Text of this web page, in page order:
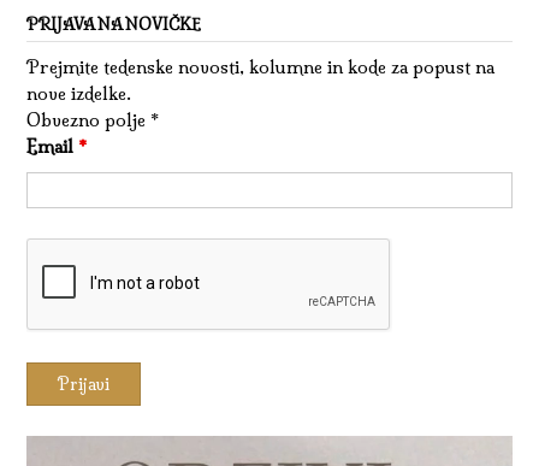
PRIJAVA NA NOVIČKE
Prejmite tedenske novosti, kolumne in kode za popust na
nove izdelke.
Obvezno polje *
Email *